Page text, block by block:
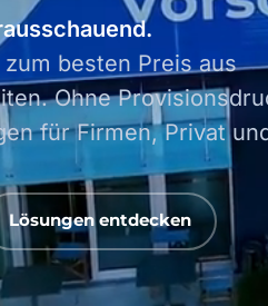
besten Preis aus
Ohne
für Firmen, Privat
Lösungen entdecken